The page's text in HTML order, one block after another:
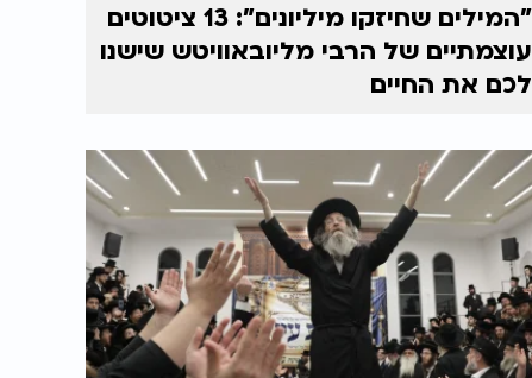
"המילים שחיזקו מיליונים": 13 ציטוטים
עוצמתיים של הרבי מליובאוויטש שישנו
לכם את החיים